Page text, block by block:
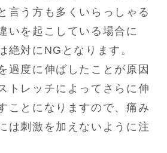
言う方も多くいらっしゃる
いを起こしている場合に
絶対にNGとなります。
過度に伸ばしたことが原因
トレッチによってさらに伸
ことになりますので、痛み
は刺激を加えないように注